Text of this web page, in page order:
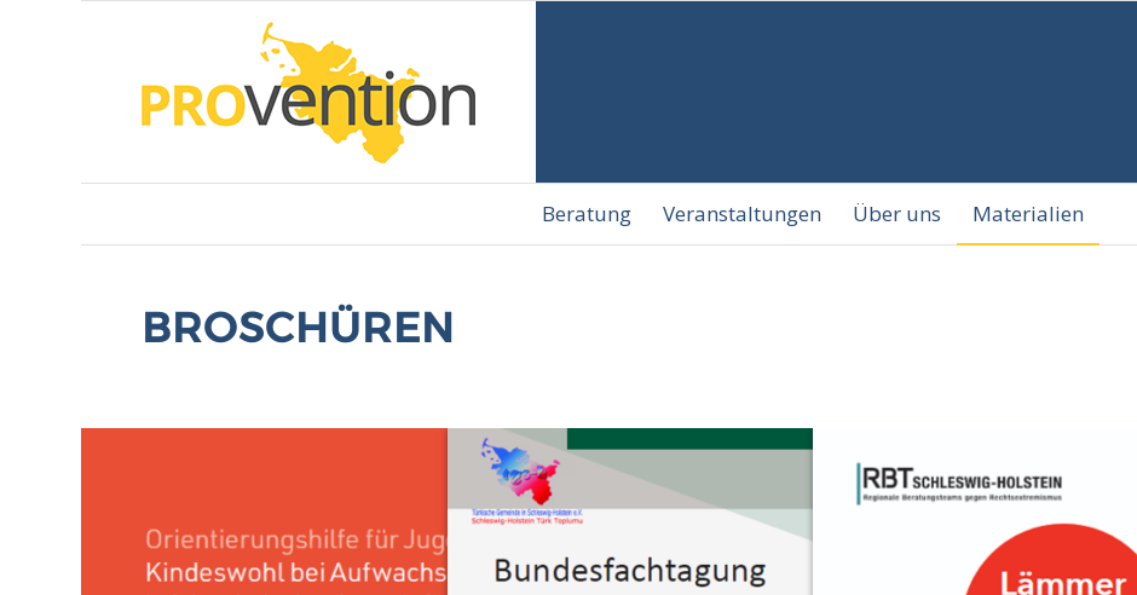
Beratung Veranstaltungen Über uns Materialien
BROSCHÜREN